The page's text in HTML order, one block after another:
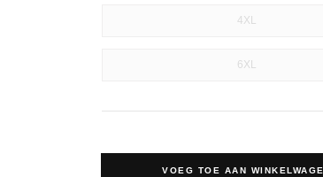
4XL
6XL
VOEG TOE AAN